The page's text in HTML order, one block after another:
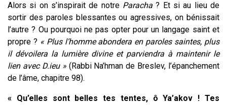
Alors si on s’inspirait de notre Paracha? Et si au lieu de
sortir des paroles blessantes ou agressives, on bénissait
l’autre ? Ou pourquoi ne pas opter pour un langage saint et
propre ? « Plus l’homme abondera en paroles saintes, plus
il dévoilera la lumière divine et parviendra à maintenir le
lien avec D.ieu » (Rabbi Na’hman de Breslev, l’épanchement
de l’âme, chapitre 98).
« Qu’elles sont belles tes tentes, ô Ya’akov ! Tes